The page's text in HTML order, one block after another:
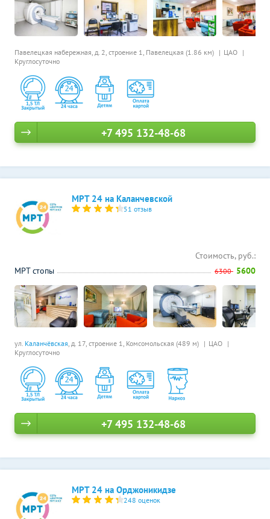
Павелецкая набережная, д. 2, строение 1, Павелецкая (1.86 км)
ЦАО
Круглосуточно
+7 495 132-48-68
МРТ 24 на Каланчевской
51 отзыв
ул. Каланчёвская, д. 17, строение 1, Комсомольская (489 м)
ЦАО
Круглосуточно
Стоимость, руб.:
МРТ стопы
6300 5600
+7 495 132-48-68
МРТ 24 на Орджоникидзе
248 оценок